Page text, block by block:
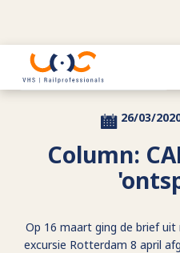
Terug naar actueel
26/03/
Column:
Op 16 maart ging de brief uit
excursie Rotterdam 8 april